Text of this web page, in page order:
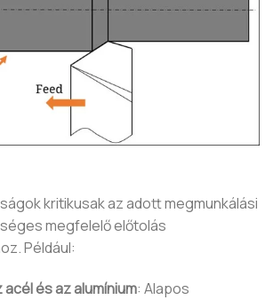
kritikusak az adott megmunkálási
megfelelő előtolás
Például:
acél és az alumínium: Alapos